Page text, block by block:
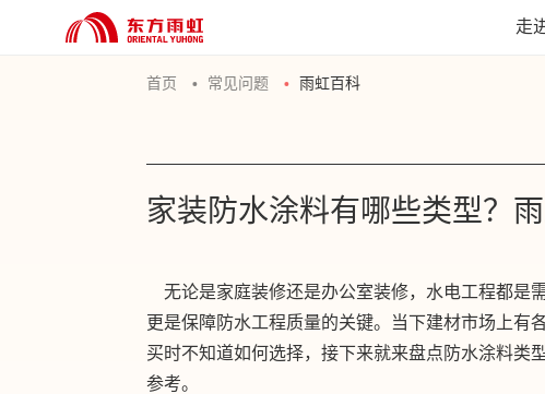
走
首页 常见问题 雨虹百科
家装防水涂料有哪些类型？
无论是家庭装修还是办公室装修，水电工程都是
更是保障防水工程质量的关键。当下建材市场上有
买时不知道如何选择，接下来就来盘点防水涂料类
参考。